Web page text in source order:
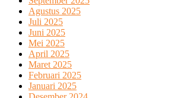
Agustus 2025
Juli 2025
Juni 2025
Mei 2025
April 2025
Maret 2025
Februari 2025
Januari 2025